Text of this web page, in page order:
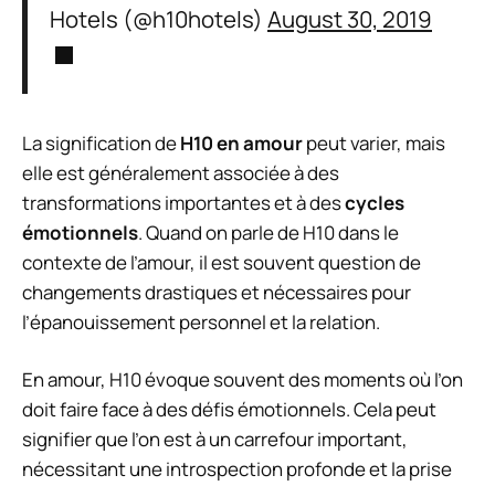
Hotels (@h10hotels) August 30, 2019
La signification deH10 en amourpeut varier, mais
elle est généralement associée à des
transformations importantes et à descycles
émotionnels. Quand on parle de H10 dans le
contexte de l’amour, il est souvent question de
changements drastiques et nécessaires pour
l’épanouissement personnel et la relation.
En amour, H10 évoque souvent des moments où l’on
doit faire face à des défis émotionnels. Cela peut
signifier que l’on est à un carrefour important,
nécessitant une introspection profonde et la prise